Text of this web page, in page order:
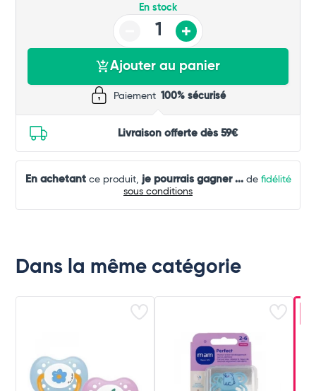
En stock
Ajouter au panier
Paiement 100% sécurisé
Livraison offerte dès 59€
En achetantce produit, je pourrais gagner ...de fidélité
sous conditions
Dans la même catégorie